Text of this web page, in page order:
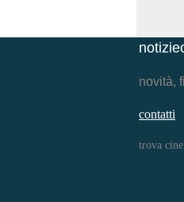
novità,
contatti
trova